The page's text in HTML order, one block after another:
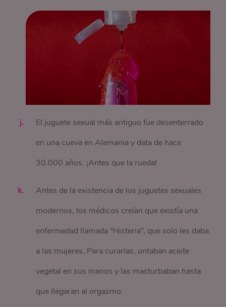
El juguete sexual más antiguo fue desenterrado
en una cueva en Alemania y data de hace
30.000 años. ¡Antes que la rueda!
Antes de la existencia de los juguetes sexuales
modernos, los médicos creían que existía una
enfermedad llamada “Histeria”, que solo les daba
a las mujeres. Para curarlas, untaban aceite
vegetal en sus manos y las masturbaban hasta
que llegaran al orgasmo.